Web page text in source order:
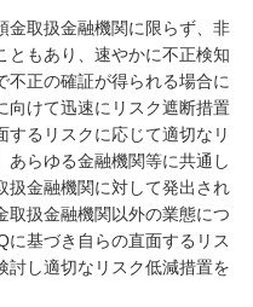
金取扱金融機関に限らず、非
ともあり、速やかに不正検知
不正の確証が得られる場合に
向けて迅速にリスク遮断措置
するリスクに応じて適切なリ
あらゆる金融機関等に共通し
扱金融機関に対して発出され
取扱金融機関以外の業態につ
に基づき自らの直面するリス
討し適切なリスク低減措置を